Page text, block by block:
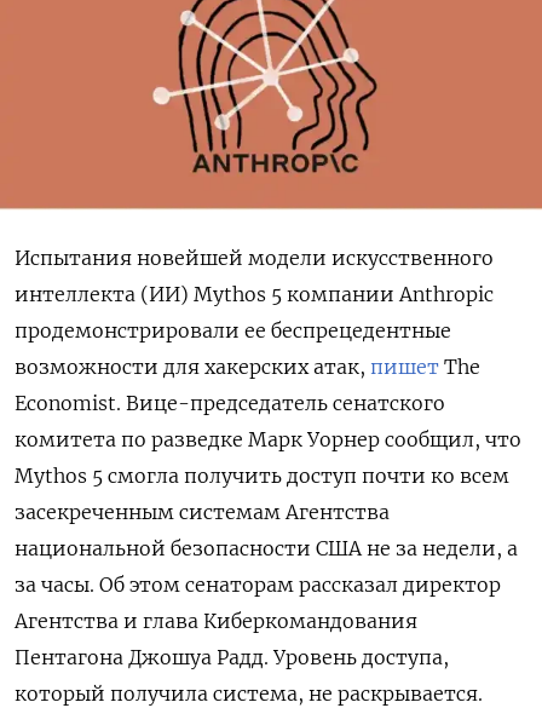
Испытания новейшей модели искусственного
интеллекта (ИИ) Mythos 5 компании Anthropic
продемонстрировали ее беспрецедентные
возможности для хакерских атак, пишет The
Economist. Вице-председатель сенатского
комитета по разведке Марк Уорнер сообщил, что
Mythos 5 смогла получить доступ почти ко всем
засекреченным системам Агентства
национальной безопасности США не за недели, а
за часы. Об этом сенаторам рассказал директор
Агентства и глава Киберкомандования
Пентагона Джошуа Радд. Уровень доступа,
который получила система, не раскрывается.